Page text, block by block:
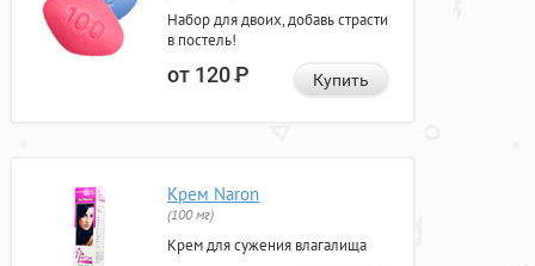
Набор для двоих, добавь страсти
в постель!
от 120Р Купить
Крем Naron
(100 мг)
Крем для сужения влагалища